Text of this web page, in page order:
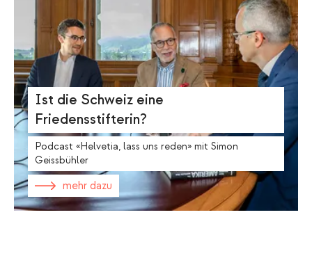
Ist die Schweiz eine
Friedensstifterin?
Podcast «Helvetia, lass uns reden» mit Simon
Geissbühler
mehr dazu